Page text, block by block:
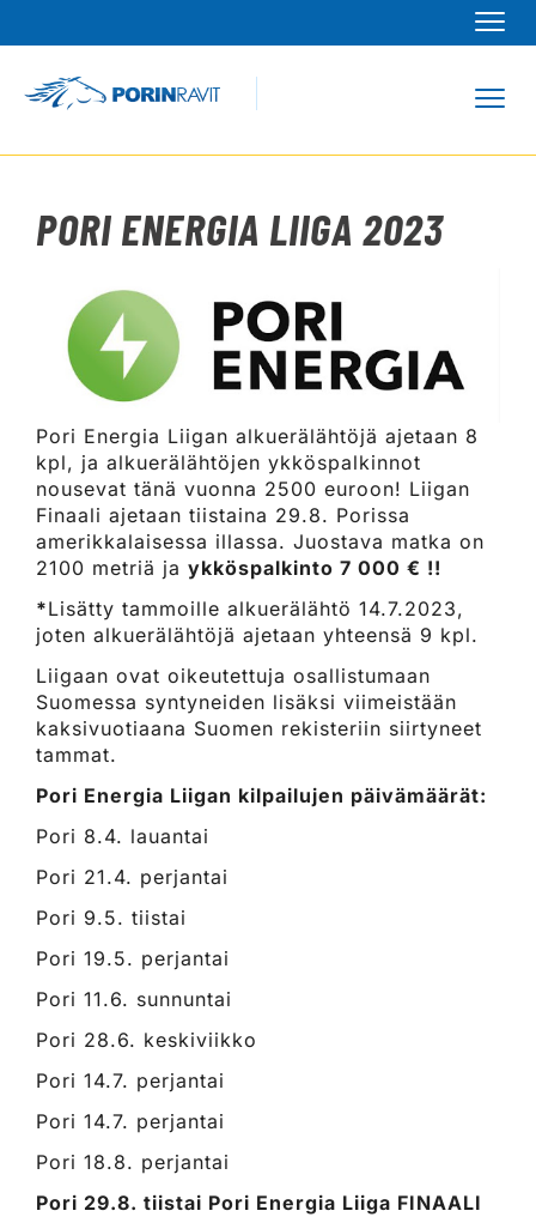
PORI ENERGIA LIIGA 2023
Pori Energia Liigan alkuerälähtöjä ajetaan 8
kpl, ja alkuerälähtöjen ykköspalkinnot
nousevat tänä vuonna 2500 euroon! Liigan
Finaali ajetaan tiistaina 29.8. Porissa
amerikkalaisessa illassa. Juostava matka on
2100 metriä ja ykköspalkinto 7 000 € !!
*Lisätty tammoille alkuerälähtö 14.7.2023,
joten alkuerälähtöjä ajetaan yhteensä 9 kpl.
Liigaan ovat oikeutettuja osallistumaan
Suomessa syntyneiden lisäksi viimeistään
kaksivuotiaana Suomen rekisteriin siirtyneet
tammat.
Pori Energia Liigan kilpailujen päivämäärät:
Pori 8.4. lauantai
Pori 21.4. perjantai
Pori 9.5. tiistai
Pori 19.5. perjantai
Pori 11.6. sunnuntai
Pori 28.6. keskiviikko
Pori 14.7. perjantai
Pori 14.7. perjantai
Pori 18.8. perjantai
Pori 29.8. tiistai Pori Energia Liiga FINAALI